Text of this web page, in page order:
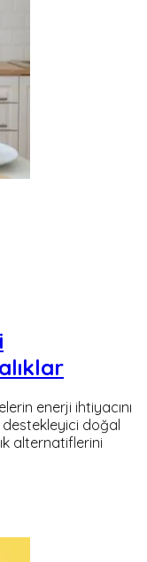
enerji ihtiyacını
destekleyici doğal
alternatiflerini